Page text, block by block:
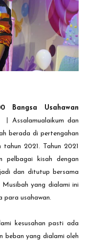
Bangsa Usahawan
︱Assalamualaikum dan
berada di pertengahan
2021. Tahun 2021
pelbagai kisah dengan
dan ditutup bersama
yang dialami ini
para usahawan.
kesusahan pasti ada
beban yang dialami oleh